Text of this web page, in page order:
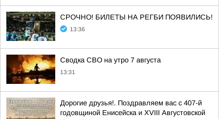
СРОЧНО! БИЛЕТЫ НА РЕГБИ ПОЯВИЛИСЬ!
13:36
Сводка СВО на утро 7 августа
13:31
Дорогие друзья!. Поздравляем вас с 407-й
годовщиной Енисейска и XVIII Августовской